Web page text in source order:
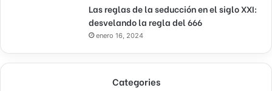
Las reglas de la seducción en el siglo XXI:
desvelando la regla del 666
enero 16, 2024
Categories